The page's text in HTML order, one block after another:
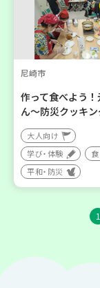
尼崎市
作って食べよう
ん～防災クッキ
大人向け
学び・体験
食
平和・防災
1